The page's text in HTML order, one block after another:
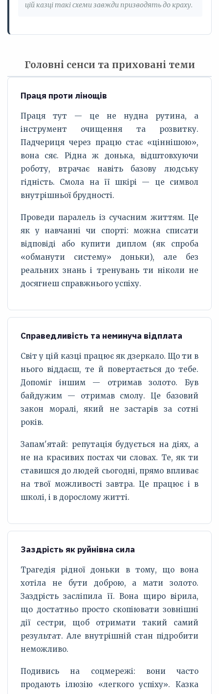
цій казці такі схеми завжди призводять до краху.
Головні сенси та приховані теми
Праця проти лінощів
Праця тут — це не нудна рутина, а
інструмент очищення та розвитку.
Падчериця через працю стає «ціннішою»,
вона сяє. Рідна ж донька, відштовхуючи
роботу, втрачає навіть базову людську
гідність. Смола на її шкірі — це символ
внутрішньої брудності.
Проведи паралель із сучасним життям. Це
як у навчанні чи спорті: можна списати
відповіді або купити диплом (як спроба
«обманути систему» доньки), але без
реальних знань і тренувань ти ніколи не
досягнеш справжнього успіху.
Справедливість та неминуча відплата
Світ у цій казці працює як дзеркало. Що ти в
нього віддаєш, те й повертається до тебе.
Допоміг іншим — отримав золото. Був
байдужим — отримав смолу. Це базовий
закон моралі, який не застарів за сотні
років.
Запам'ятай: репутація будується на діях, а
не на красивих постах чи словах. Те, як ти
ставишся до людей сьогодні, прямо впливає
на твої можливості завтра. Це працює і в
школі, і в дорослому житті.
Заздрість як руйнівна сила
Трагедія рідної доньки в тому, що вона
хотіла не бути доброю, а мати золото.
Заздрість засліпила її. Вона щиро вірила,
що достатньо просто скопіювати зовнішні
дії сестри, щоб отримати такий самий
результат. Але внутрішній стан підробити
неможливо.
Подивись на соцмережі: вони часто
продають ілюзію «легкого успіху». Казка